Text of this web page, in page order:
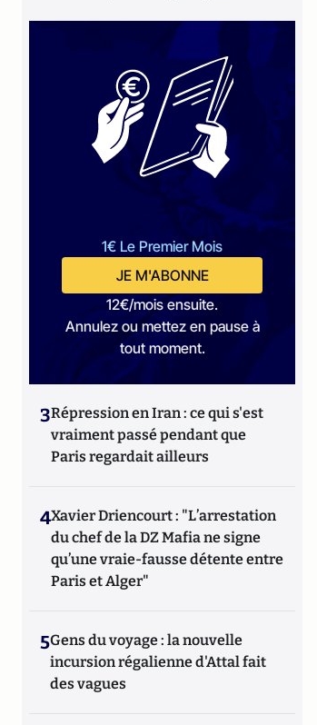
1€ Le Premier Mois
JE M'ABONNE
12€/mois ensuite.
Annulez ou mettez en pause à
tout moment.
3Répression en Iran : ce qui s'est
vraiment passé pendant que
Paris regardait ailleurs
4Xavier Driencourt : "L’arrestation
du chef de la DZ Mafia ne signe
qu’une vraie-fausse détente entre
Paris et Alger"
5Gens du voyage : la nouvelle
incursion régalienne d'Attal fait
des vagues